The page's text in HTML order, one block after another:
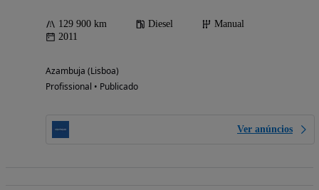
129 900 km Diesel
Manual
2011
Azambuja (Lisboa)
Profissional • Publicado
Ver anúncios